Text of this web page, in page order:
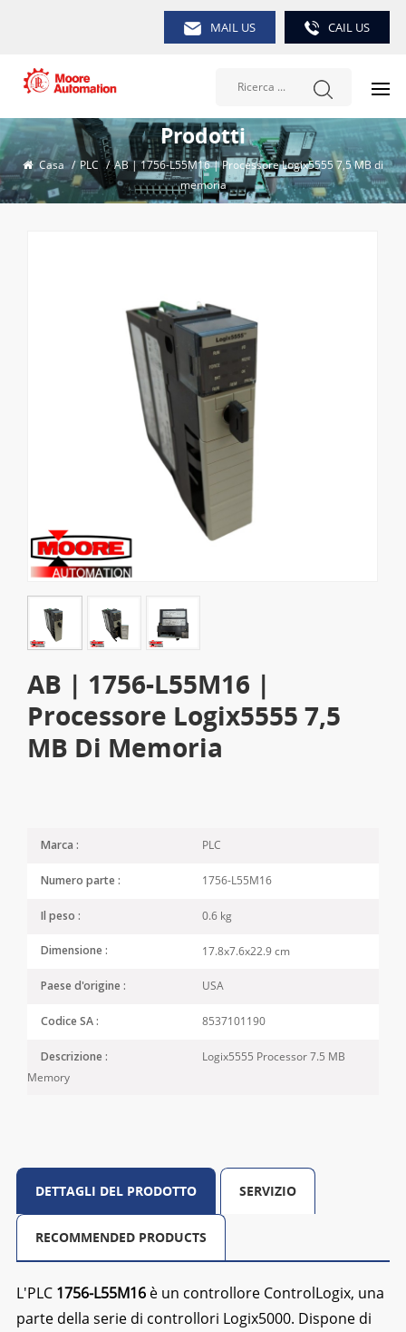
MAIL US CAIL US
Prodotti
Casa / PLC / AB | 1756-L55M16 | Processore Logix5555 7,5 MB di
memoria
AB | 1756-L55M16 |
Processore Logix5555 7,5
MB Di Memoria
Marca : PLC
Numero parte : 1756-L55M16
Il peso : 0.6 kg
Dimensione : 17.8x7.6x22.9 cm
Paese d'origine : USA
Codice SA : 8537101190
Descrizione :
Logix5555 Processor 7.5 MB
Memory
DETTAGLI DEL PRODOTTO SERVIZIO
RECOMMENDED PRODUCTS
L'PLC 1756-L55M16è un controllore ControlLogix, una
parte della serie di controllori Logix5000. Dispone di